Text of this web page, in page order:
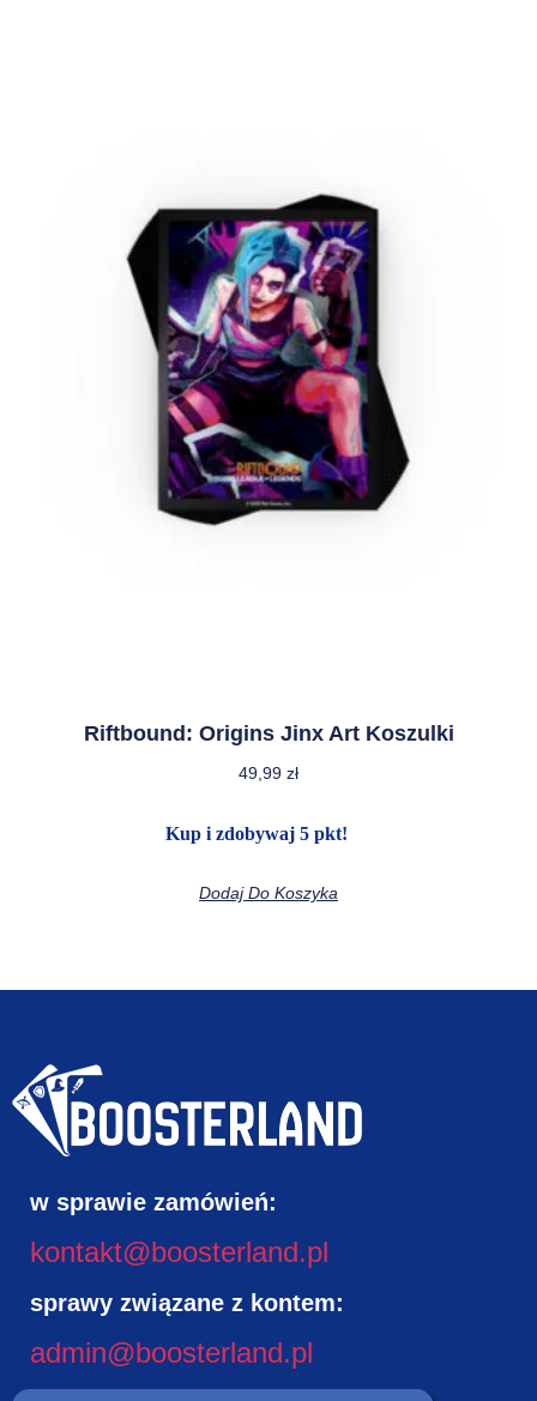
Riftbound: Origins Jinx Art Koszulki
49,99 zł
Kup i zdobywaj 5 pkt!
Dodaj Do Koszyka
w sprawie zamówień:
kontakt@boosterland.pl
sprawy związane z kontem:
admin@boosterland.pl